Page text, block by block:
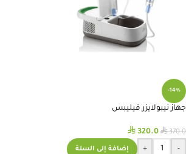
-14%
جهاز نيبولايزر فيليبس
⃁370.0
⃁ 320.0
-
+ إضافة إلى السلة